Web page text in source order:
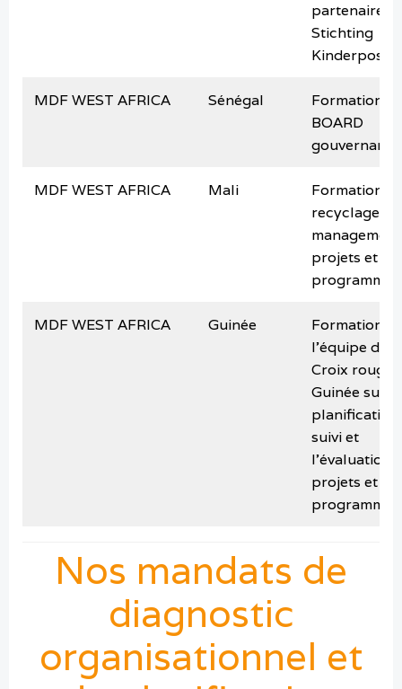
partenaires
Stichting
MDF WEST AFRICA Sénégal
Formation
BOARD
gouvernance
MDF WEST AFRICA Mali
Formation
recyclage
projets et
MDF WEST AFRICA Guinée
Formation
l’équipe de
Croix rouge
Guinée sur la
suivi et
l’évaluation
projets et
programmes
Nos mandats de
diagnostic
organisationnel et